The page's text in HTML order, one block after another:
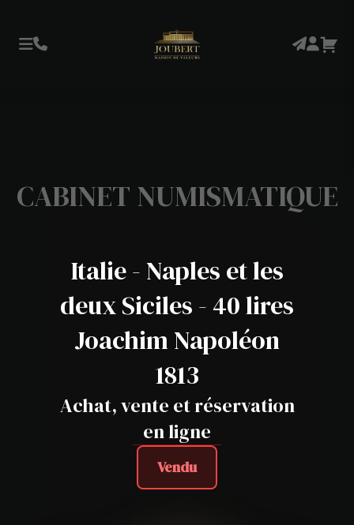
CABINET NUMISMATIQUE
Italie - Naples et les
deux Siciles - 40 lires
Joachim Napoléon
1813
Achat, vente et réservation
en ligne
Vendu